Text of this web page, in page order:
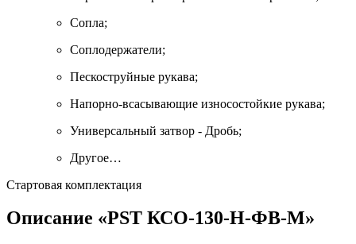
Сопла;
Соплодержатели;
Пескоструйные рукава;
Напорно-всасывающие износостойкие рукава;
Универсальный затвор - Дробь;
Другое…
Стартовая комплектация
Описание «PST КСО-130-Н-ФВ-М»